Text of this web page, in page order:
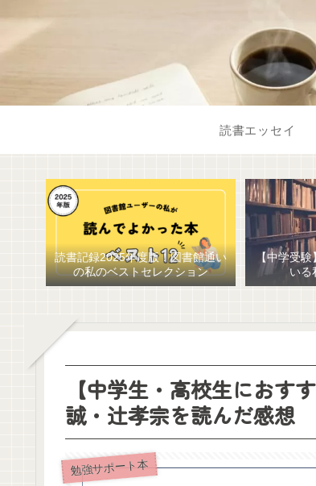
読書エッセイ
読書記録2025年度版！図書館通い
の私のベストセレクション
【中学受
いる
【中学生・高校生におす
誠・辻孝宗を読んだ感想
勉強サポート本